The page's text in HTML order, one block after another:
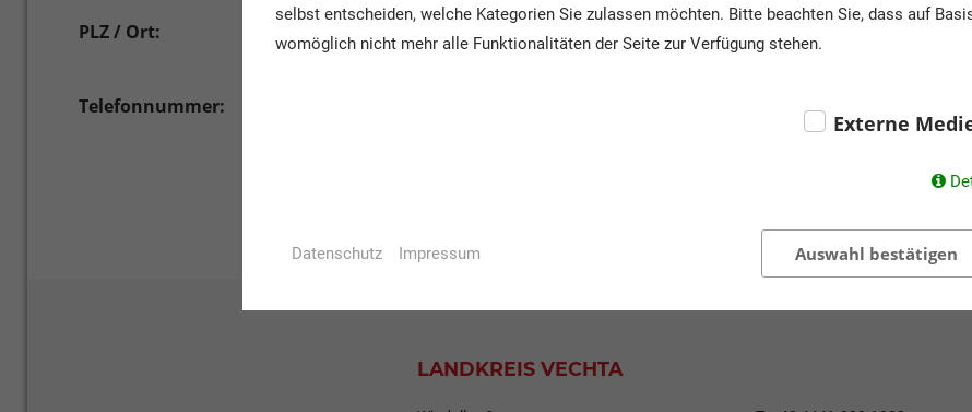
PLZ / Ort: 49406 Barnstorf
Telefonnummer:
Klassenstufen: 0.,
LANDKREIS VECHTA
selbst entscheiden, welche Kategorien Sie zulassen möchten. Bitte beachten Sie, dass auf
womöglich nicht mehr alle Funktionalitäten der Seite zur Verfügung stehen.
Externe
Auswahl bestätigen
Datenschutz Impressum